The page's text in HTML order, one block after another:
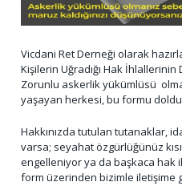
Vicdani Ret Derneği olarak
Kişilerin Uğradığı Hak İhlallerinin
Zorunlu askerlik yükümlüsü
yaşayan herkesi, bu formu
Hakkınızda tutulan tutanaklar,
varsa; seyahat özgürlüğünüz
engelleniyor ya da başkaca hak
form üzerinden bizimle iletişime